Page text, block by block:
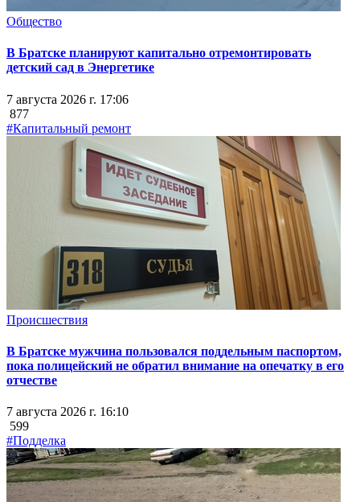
Общество
В Братске планируют капитально отремонтировать
детский сад в Энергетике
7 августа 2026 г. 17:06
877
#Капитальный ремонт
Происшествия
В Братске мужчина пользовался поддельным паспортом,
пока полицейский не обратил внимание на опечатку в его
отчестве
7 августа 2026 г. 16:10
599
#Подделка